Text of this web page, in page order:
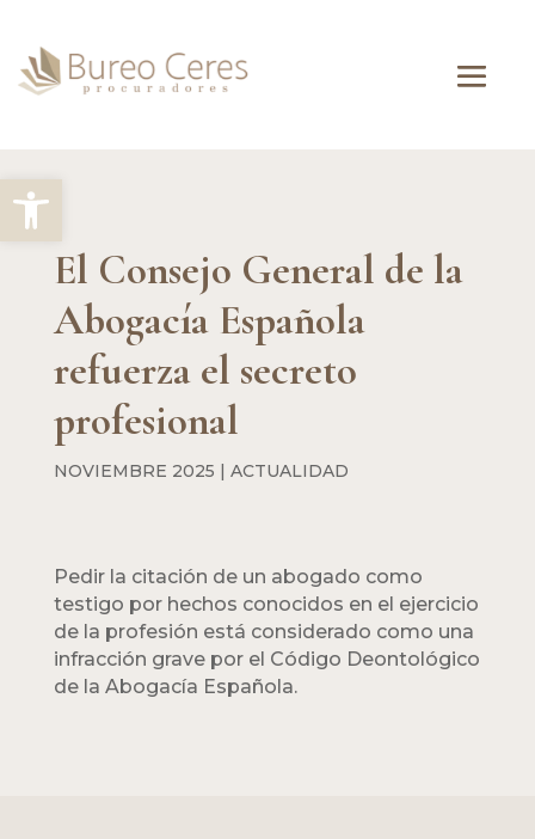
Abrir barra de herramientas
El Consejo General de la
Abogacía Española
refuerza el secreto
profesional
NOVIEMBRE 2025 | ACTUALIDAD
Pedir la citación de un abogado como
testigo por hechos conocidos en el ejercicio
de la profesión está considerado como una
infracción grave por el Código Deontológico
de la Abogacía Española.